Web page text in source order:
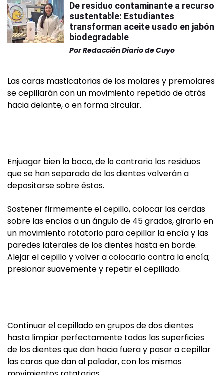
De residuo contaminante a recurso
sustentable: Estudiantes
transforman aceite usado en jabón
biodegradable
PorRedacción Diario de Cuyo
Las caras masticatorias de los molares y premolares
se cepillarán con un movimiento repetido de atrás
hacia delante, o en forma circular.
Enjuagar bien la boca, de lo contrario los residuos
que se han separado de los dientes volverán a
depositarse sobre éstos.
Sostener firmemente el cepillo, colocar las cerdas
sobre las encías a un ángulo de 45 grados, girarlo en
un movimiento rotatorio para cepillar la encía y las
paredes laterales de los dientes hasta en borde.
Alejar el cepillo y volver a colocarlo contra la encía;
presionar suavemente y repetir el cepillado.
Continuar el cepillado en grupos de dos dientes
hasta limpiar perfectamente todas las superficies
de los dientes que dan hacia fuera y pasar a cepillar
las caras que dan al paladar, con los mismos